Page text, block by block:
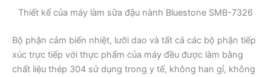
Thiết kế của máy làm sữa đậu nành Bluestone SMB-7326
Bộ phận cảm biến nhiệt, lưỡi dao và tất cả các bộ phận tiếp
xúc trực tiếp với thực phẩm của máy đều được làm bằng
chất liệu thép 304 sử dụng trong y tế, không han gỉ, không